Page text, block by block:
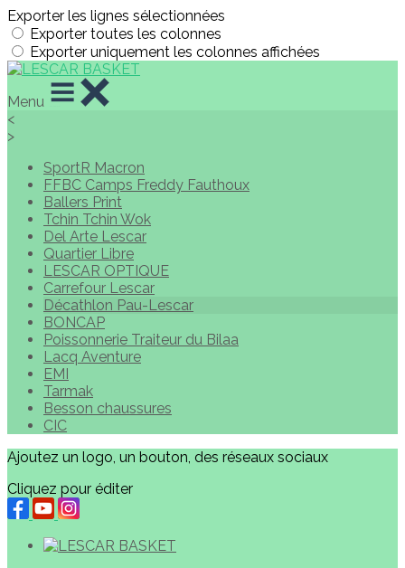
Exporter les lignes sélectionnées
Exporter toutes les colonnes
Exporter uniquement les colonnes affichées
Menu
<
>
SportR Macron
FFBC Camps Freddy Fauthoux
Ballers Print
Tchin Tchin Wok
Del Arte Lescar
Quartier Libre
LESCAR OPTIQUE
Carrefour Lescar
Décathlon Pau-Lescar
BONCAP
Poissonnerie Traiteur du Bilaa
Lacq Aventure
EMI
Tarmak
Besson chaussures
CIC
Ajoutez un logo, un bouton, des réseaux sociaux
Cliquez pour éditer